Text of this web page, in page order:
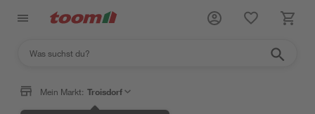
Mein Markt: Troisdorf